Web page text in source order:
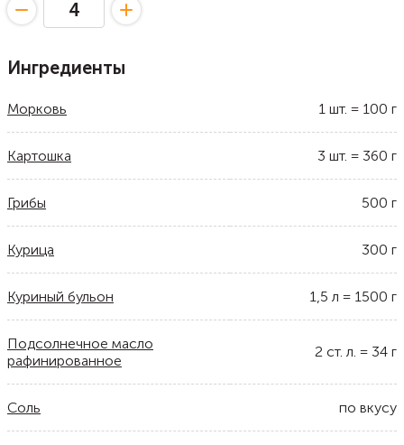
Ингредиенты
Морковь 1 шт. = 100 г
Картошка 3 шт. = 360 г
Грибы 500 г
Курица 300 г
Куриный бульон 1,5 л = 1500 г
Подсолнечное масло
рафинированное
2 ст. л. = 34 г
Соль по вкусу